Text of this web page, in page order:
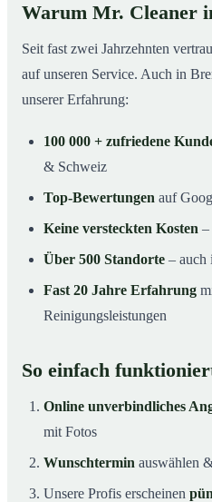
Warum Mr. Cleaner
Seit fast zwei Jahrzehnten
auf unseren Service. Auch in
unserer Erfahrung:
100 000 + zufriedene
& Schweiz
Top-Bewertungen auf
Keine versteckten Kosten –
Über 500 Standorte – auch
Fast 20 Jahre Erfahrung
Reinigungsleistungen
So einfach
Online unverbindliches
mit Fotos
Wunschtermin auswählen
Unsere Profis erscheinen